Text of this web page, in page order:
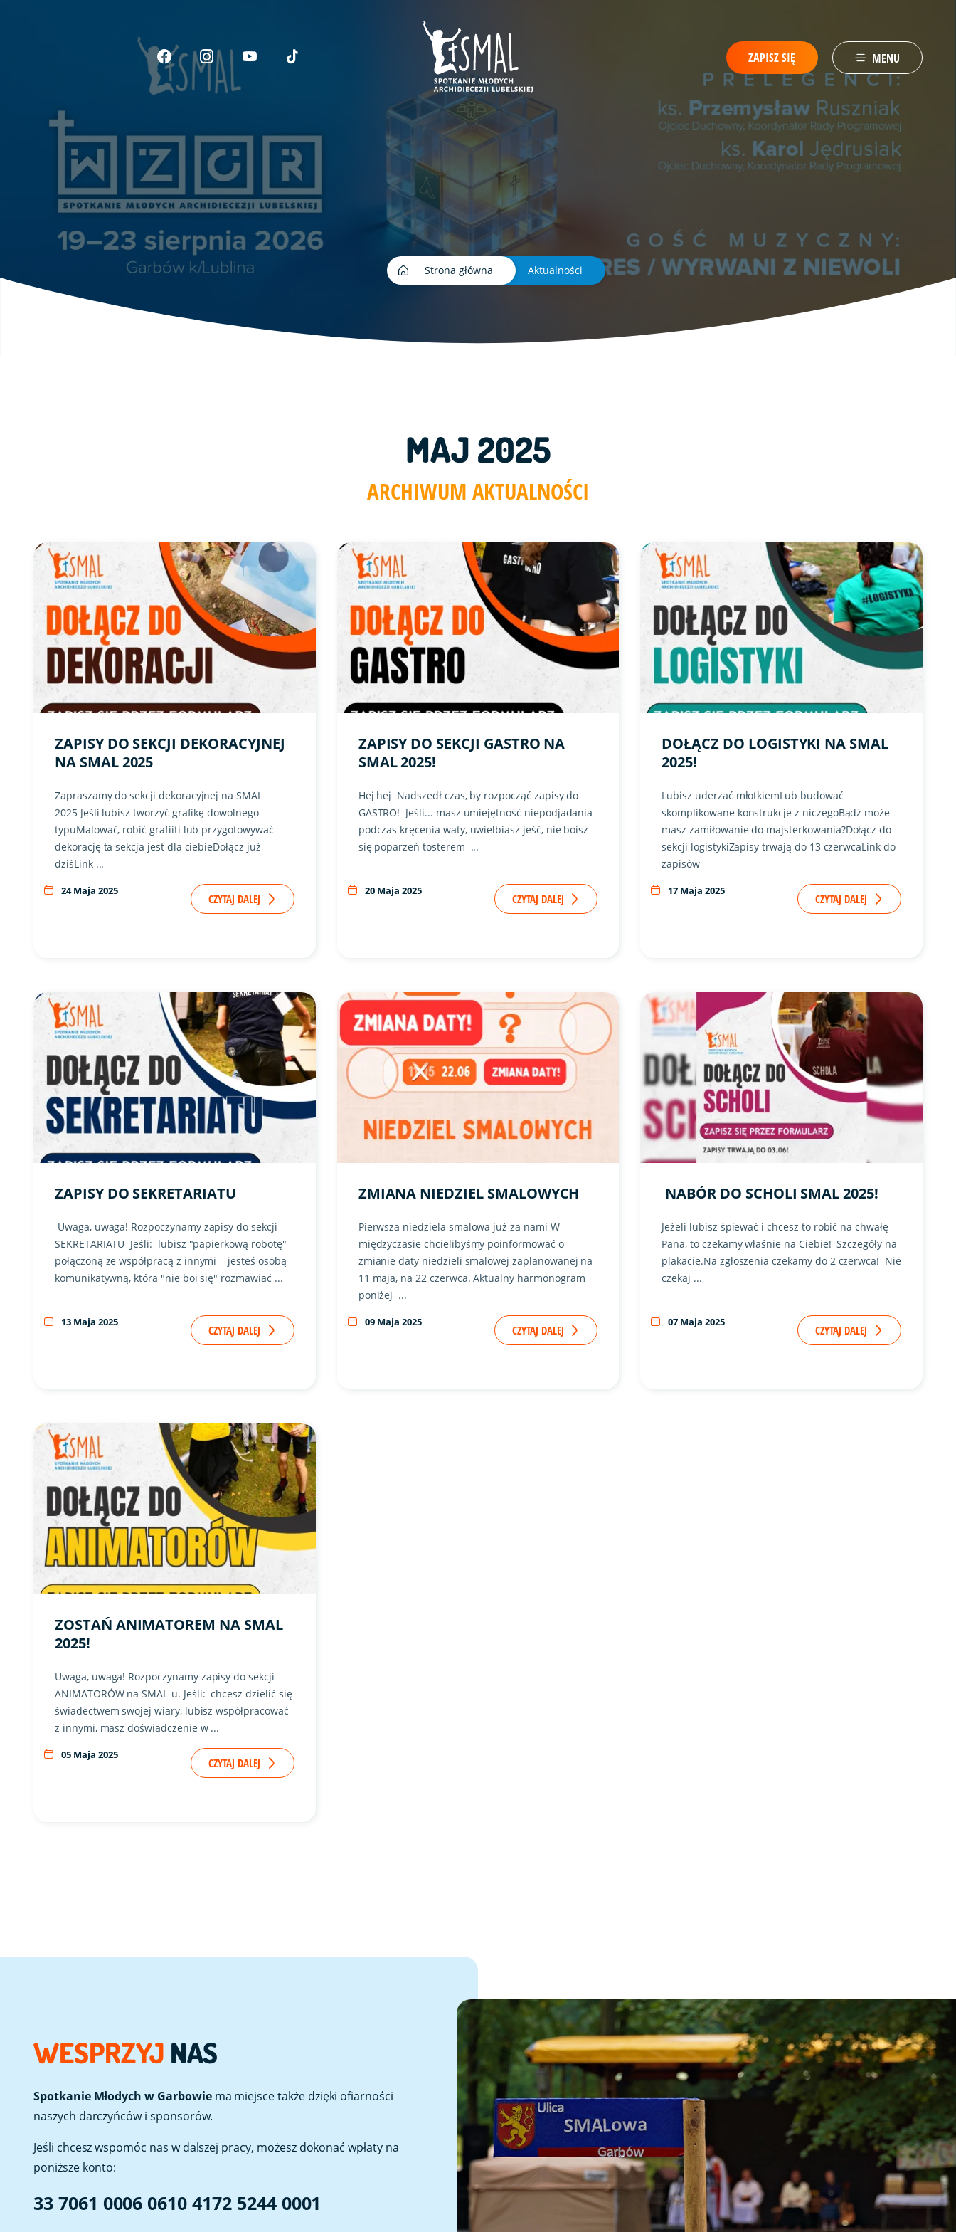
Link otwiera sie w nowej karcie
Link otwiera sie w nowej karcie
Link otwiera sie w nowej karcie
Link otwiera sie w nowej karcie ZAPISZ SIĘ MENU
Strona główna Aktualności
MAJ 2025
ARCHIWUM AKTUALNOŚCI
Link do artykułu "Zapisy do sekcji dekoracyjnej na SMAL 2025" ze zdjęciem w tle
ZAPISY DO SEKCJI DEKORACYJNEJ
NA SMAL 2025
Zapraszamy do sekcji dekoracyjnej na SMAL
2025 Jeśli lubisz tworzyć grafikę dowolnego
typuMalować, robić grafiiti lub przygotowywać
dekorację ta sekcja jest dla ciebieDołącz już
dziśLink ...
24 Maja 2025
CZYTAJ DALEJ
Link do artykułu "Zapisy do sekcji GASTRO na SMAL 2025!" ze zdjęciem w tle
ZAPISY DO SEKCJI GASTRO NA
SMAL 2025!
Hej hej Nadszedł czas, by rozpocząć zapisy do
GASTRO! Jeśli... masz umiejętność niepodjadania
podczas kręcenia waty, uwielbiasz jeść, nie boisz
się poparzeń tosterem ...
20 Maja 2025
CZYTAJ DALEJ
Link do artykułu "DOŁĄCZ DO LOGISTYKI NA SMAL 2025!"
DOŁĄCZ DO LOGISTYKI NA SMAL
2025!
Lubisz uderzać młotkiemLub budować
skomplikowane konstrukcje z niczegoBądź może
masz zamiłowanie do majsterkowania?Dołącz do
sekcji logistykiZapisy trwają do 13 czerwcaLink do
zapisów
17 Maja 2025
CZYTAJ DALEJ
Link do artykułu "Zapisy do SEKRETARIATU" ze zdjęciem w tle
ZAPISY DO SEKRETARIATU
Uwaga, uwaga! Rozpoczynamy zapisy do sekcji
SEKRETARIATU Jeśli: lubisz "papierkową robotę"
połączoną ze współpracą z innymi jesteś osobą
komunikatywną, która "nie boi się" rozmawiać ...
13 Maja 2025
CZYTAJ DALEJ
Link do artykułu "ZMIANA NIEDZIEL SMALOWYCH" ze zdjęciem w tle
ZMIANA NIEDZIEL SMALOWYCH
Pierwsza niedziela smalowa już za nami W
międzyczasie chcielibyśmy poinformować o
zmianie daty niedzieli smalowej zaplanowanej na
11 maja, na 22 czerwca. Aktualny harmonogram
poniżej ...
09 Maja 2025
CZYTAJ DALEJ
Link do artykułu " Nabór do scholi SMAL 2025! " ze
NABÓR DO SCHOLI SMAL 2025!
Jeżeli lubisz śpiewać i chcesz to robić na chwałę
Pana, to czekamy właśnie na Ciebie! Szczegóły na
plakacie.Na zgłoszenia czekamy do 2 czerwca! Nie
czekaj ...
07 Maja 2025
CZYTAJ DALEJ
Link do artykułu "Zostań animatorem na SMAL 2025!" ze zdjęciem w tle
ZOSTAŃ ANIMATOREM NA SMAL
2025!
Uwaga, uwaga! Rozpoczynamy zapisy do sekcji
ANIMATORÓW na SMAL-u. Jeśli: chcesz dzielić się
świadectwem swojej wiary, lubisz współpracować
z innymi, masz doświadczenie w ...
05 Maja 2025
CZYTAJ DALEJ
WESPRZYJ NAS
Spotkanie Młodych w Garbowiema miejsce także dzięki ofiarności
naszych darczyńców i sponsorów.
Jeśli chcesz wspomóc nas w dalszej pracy, możesz dokonać wpłaty na
poniższe konto:
33 7061 0006 0610 4172 5244 0001